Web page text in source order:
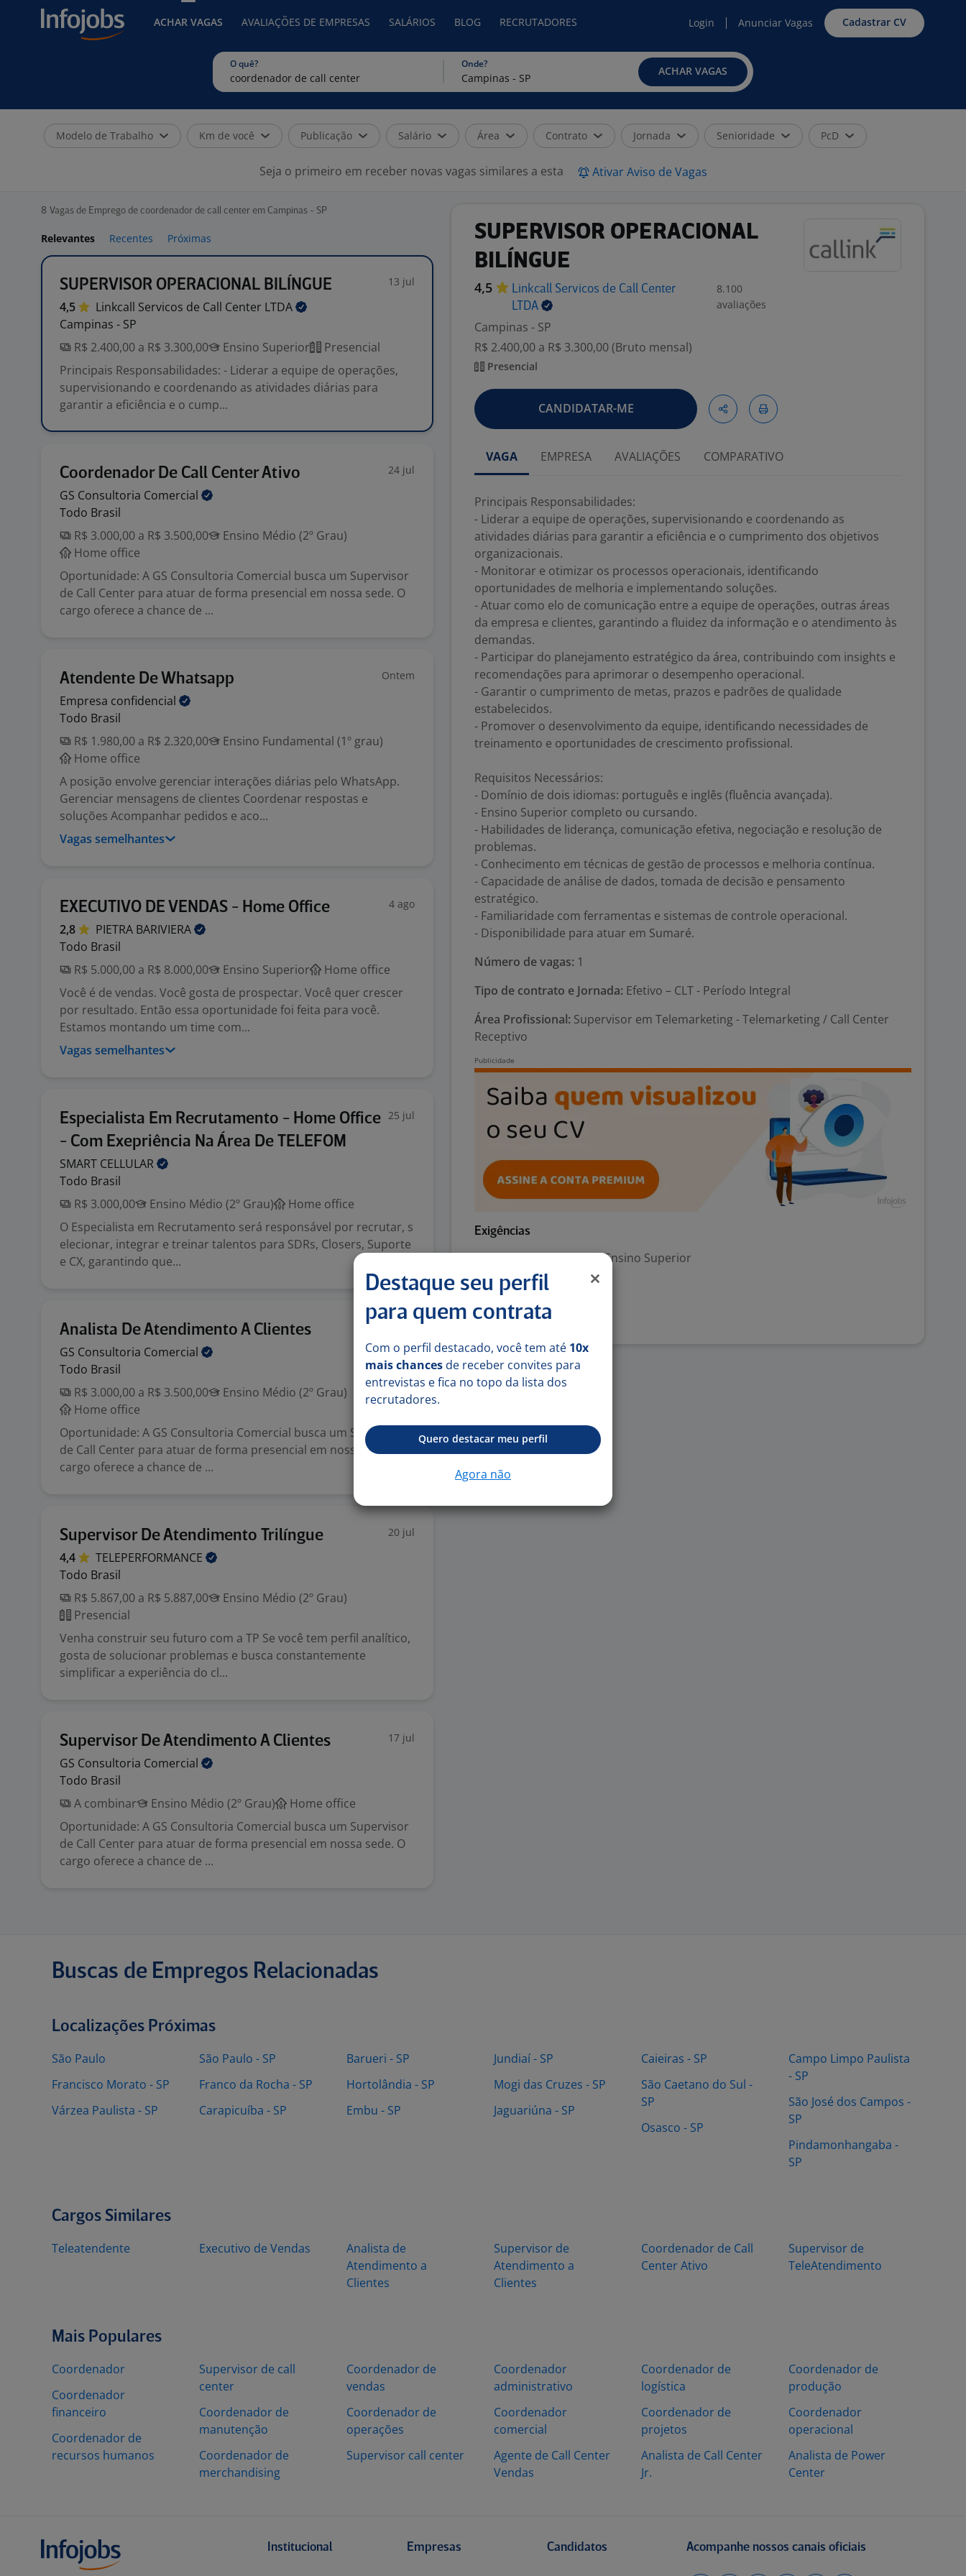
ACHAR VAGAS AVALIAÇÕES DE EMPRESAS SALÁRIOS BLOG RECRUTADORES Login Anunciar Vagas Cadastrar CV
O quê? Onde?
ACHAR VAGAS
Modelo de Trabalho Km de você Publicação Salário Área Contrato Jornada Senioridade PcD
Seja o primeiro em receber novas vagas similares a esta Ativar Aviso de Vagas
8 Vagas de Emprego de coordenador de call center em Campinas - SP
Relevantes Recentes Próximas
SUPERVISOR OPERACIONAL BILÍNGUE 13 jul
4,5 Linkcall Servicos de Call Center LTDA
Campinas - SP
R$ 2.400,00 a R$ 3.300,00
Ensino Superior
Presencial
Principais Responsabilidades: - Liderar a equipe de operações,
supervisionando e coordenando as atividades diárias para
garantir a eficiência e o cump...
Coordenador De Call Center Ativo 24 jul
GS Consultoria Comercial
Todo Brasil
R$ 3.000,00 a R$ 3.500,00
Ensino Médio (2º Grau)
Home office
Oportunidade: A GS Consultoria Comercial busca um Supervisor
de Call Center para atuar de forma presencial em nossa sede. O
cargo oferece a chance de ...
Atendente De Whatsapp Ontem
Empresa confidencial
Todo Brasil
R$ 1.980,00 a R$ 2.320,00
Ensino Fundamental (1º grau)
Home office
A posição envolve gerenciar interações diárias pelo WhatsApp.
Gerenciar mensagens de clientes Coordenar respostas e
soluções Acompanhar pedidos e aco...
Vagas semelhantes
EXECUTIVO DE VENDAS - Home Office 4 ago
2,8 PIETRA BARIVIERA
Todo Brasil
R$ 5.000,00 a R$ 8.000,00
Ensino Superior
Home office
Você é de vendas. Você gosta de prospectar. Você quer crescer
por resultado. Então essa oportunidade foi feita para você.
Estamos montando um time com...
Vagas semelhantes
Especialista Em Recrutamento - Home Office
- Com Exepriência Na Área De TELEFOM
25 jul
SMART CELLULAR
Todo Brasil
R$ 3.000,00
Ensino Médio (2º Grau)
Home office
O Especialista em Recrutamento será responsável por recrutar, s
elecionar, integrar e treinar talentos para SDRs, Closers, Suporte
e CX, garantindo que...
Analista De Atendimento A Clientes
GS Consultoria Comercial
Todo Brasil
R$ 3.000,00 a R$ 3.500,00
Ensino Médio (2º Grau)
Home office
Oportunidade: A GS Consultoria Comercial busca um Supervisor
de Call Center para atuar de forma presencial em nossa sede. O
cargo oferece a chance de ...
Supervisor De Atendimento Trilíngue 20 jul
4,4
TELEPERFORMANCE
Todo Brasil
R$ 5.867,00 a R$ 5.887,00
Ensino Médio (2º Grau)
Presencial
Venha construir seu futuro com a TP Se você tem perfil analítico,
gosta de solucionar problemas e busca constantemente
simplificar a experiência do cl...
Supervisor De Atendimento A Clientes 17 jul
GS Consultoria Comercial
Todo Brasil
A combinar
Ensino Médio (2º Grau)
Home office
Oportunidade: A GS Consultoria Comercial busca um Supervisor
de Call Center para atuar de forma presencial em nossa sede. O
cargo oferece a chance de ...
SUPERVISOR OPERACIONAL
BILÍNGUE
4,5
Linkcall Servicos de Call Center
LTDA
8.100
avaliações
Campinas - SP
R$ 2.400,00 a R$ 3.300,00 (Bruto mensal)
Presencial
CANDIDATAR-ME
VAGA EMPRESA AVALIAÇÕES COMPARATIVO
Principais Responsabilidades:
- Liderar a equipe de operações, supervisionando e coordenando as
atividades diárias para garantir a eficiência e o cumprimento dos objetivos
organizacionais.
- Monitorar e otimizar os processos operacionais, identificando
oportunidades de melhoria e implementando soluções.
- Atuar como elo de comunicação entre a equipe de operações, outras áreas
da empresa e clientes, garantindo a fluidez da informação e o atendimento às
demandas.
- Participar do planejamento estratégico da área, contribuindo com insights e
recomendações para aprimorar o desempenho operacional.
- Garantir o cumprimento de metas, prazos e padrões de qualidade
estabelecidos.
- Promover o desenvolvimento da equipe, identificando necessidades de
treinamento e oportunidades de crescimento profissional.
Requisitos Necessários:
- Domínio de dois idiomas: português e inglês (fluência avançada).
- Ensino Superior completo ou cursando.
- Habilidades de liderança, comunicação efetiva, negociação e resolução de
problemas.
- Conhecimento em técnicas de gestão de processos e melhoria contínua.
- Capacidade de análise de dados, tomada de decisão e pensamento
estratégico.
- Familiaridade com ferramentas e sistemas de controle operacional.
- Disponibilidade para atuar em Sumaré.
Número de vagas: 1
Tipo de contrato e Jornada: Efetivo – CLT - Período Integral
Área Profissional: Supervisor em Telemarketing - Telemarketing / Call Center
Receptivo
Exigências
Escolaridade Mínima: Ensino Superior
Denunciar vaga
Buscas de Empregos Relacionadas
Localizações Próximas
São Paulo
Francisco Morato - SP
Várzea Paulista - SP
São Paulo - SP
Franco da Rocha - SP
Carapicuíba - SP
Barueri - SP
Hortolândia - SP
Embu - SP
Jundiaí - SP
Mogi das Cruzes - SP
Jaguariúna - SP
Caieiras - SP
São Caetano do Sul -
SP
Osasco - SP
Campo Limpo Paulista
- SP
São José dos Campos -
SP
Pindamonhangaba -
SP
Cargos Similares
Teleatendente Executivo de Vendas
Analista de
Atendimento a
Clientes
Supervisor de
Atendimento a
Clientes
Coordenador de Call
Center Ativo
Supervisor de
TeleAtendimento
Mais Populares
Coordenador
Coordenador
financeiro
Coordenador de
recursos humanos
Supervisor de call
center
Coordenador de
manutenção
Coordenador de
merchandising
Coordenador de
vendas
Coordenador de
operações
Supervisor call center
Coordenador
administrativo
Coordenador
comercial
Agente de Call Center
Vendas
Coordenador de
logística
Coordenador de
projetos
Analista de Call Center
Jr.
Coordenador de
produção
Coordenador
operacional
Analista de Power
Center
Destaque seu perfil
para quem contrata
Com o perfil destacado, você tem até 10x
mais chances de receber convites para
entrevistas e fica no topo da lista dos
recrutadores.
Quero destacar meu perfil
Agora não
Institucional Empresas Candidatos Acompanhe nossos canais oficiais